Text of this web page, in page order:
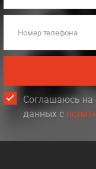
Номер телефона
Соглашаюсь на
данных c